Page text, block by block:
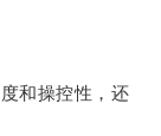
和操控性，还